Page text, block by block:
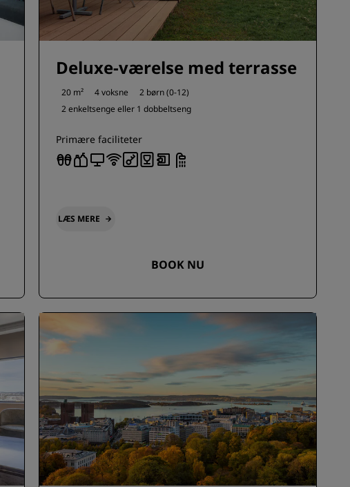
Deluxe-værelse med terrasse
20 m² 4 voksne
2 børn (0-12)
2 enkeltsenge eller 1 dobbeltseng
Primære faciliteter
LÆS MERE
BOOK NU